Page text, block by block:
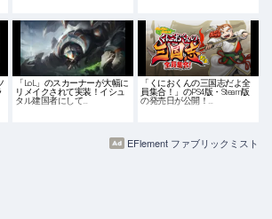
「LoL」のスカーナーが大幅に
リメイクされて実装！イシュ
タル建国者にして…
「くにおくんの三国志だよ全
員集合！」のPS4版・Steam版
の発売日が公開！…
EFlement ファブリックミスト